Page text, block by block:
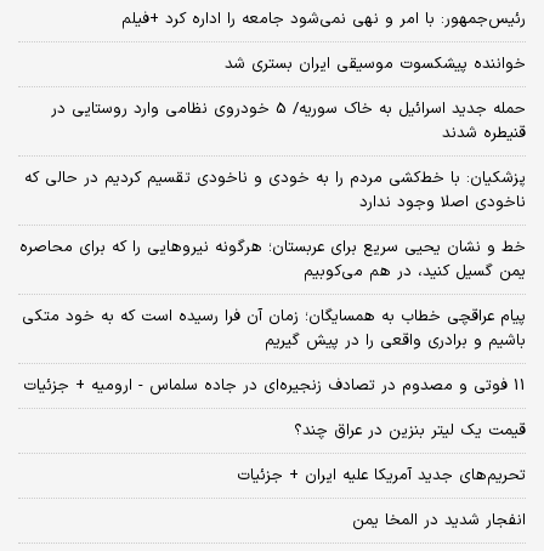
رئیس‌جمهور: با امر و نهی نمی‌شود جامعه را اداره کرد +فیلم
خواننده پیشکسوت موسیقی ایران بستری شد
حمله جدید اسرائیل به خاک سوریه/ 5 خودروی نظامی وارد روستایی در
قنیطره شدند
پزشکیان: با خط‌کشی مردم را به خودی و ناخودی تقسیم کردیم در حالی که
ناخودی اصلا وجود ندارد
خط و نشان یحیی سریع برای عربستان؛ هرگونه نیروهایی را که برای محاصره
یمن گسیل کنید، در هم می‌کوبیم
پیام عراقچی خطاب به همسایگان؛ زمان آن فرا رسیده است که به خود متکی
باشیم و برادری واقعی را در پیش گیریم
11 فوتی و مصدوم در تصادف زنجیره‌ای در جاده سلماس - ارومیه + جزئیات
قیمت یک لیتر بنزین در عراق چند؟
تحریم‌های جدید آمریکا علیه ایران + جزئیات
انفجار شدید در المخا یمن